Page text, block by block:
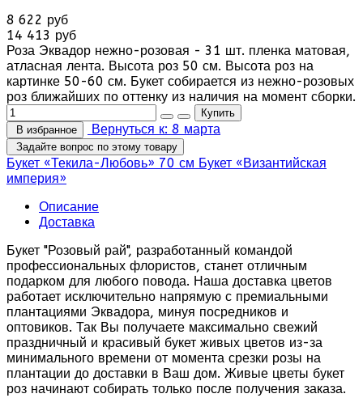
8 622 руб
14 413 руб
Роза Эквадор нежно-розовая - 31 шт. пленка матовая,
атласная лента. Высота роз 50 см. Высота роз на
картинке 50-60 см. Букет собирается из нежно-розовых
роз ближайших по оттенку из наличия на момент сборки.
В избранное Вернуться к: 8 марта
Задайте вопрос по этому товару
Букет «Текила-Любовь» 70 см Букет «Византийская
империя»
Описание
Доставка
Букет "Розовый рай", разработанный командой
профессиональных флористов, станет отличным
подарком для любого повода. Наша доставка цветов
работает исключительно напрямую с премиальными
плантациями Эквадора, минуя посредников и
оптовиков. Так Вы получаете максимально свежий
праздничный и красивый букет живых цветов из-за
минимального времени от момента срезки розы на
плантации до доставки в Ваш дом. Живые цветы букет
роз начинают собирать только после получения заказа.